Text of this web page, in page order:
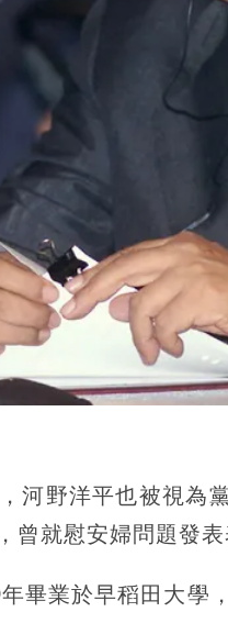
河野洋平也被視為
就慰安婦問題發
畢業於早稻田大學